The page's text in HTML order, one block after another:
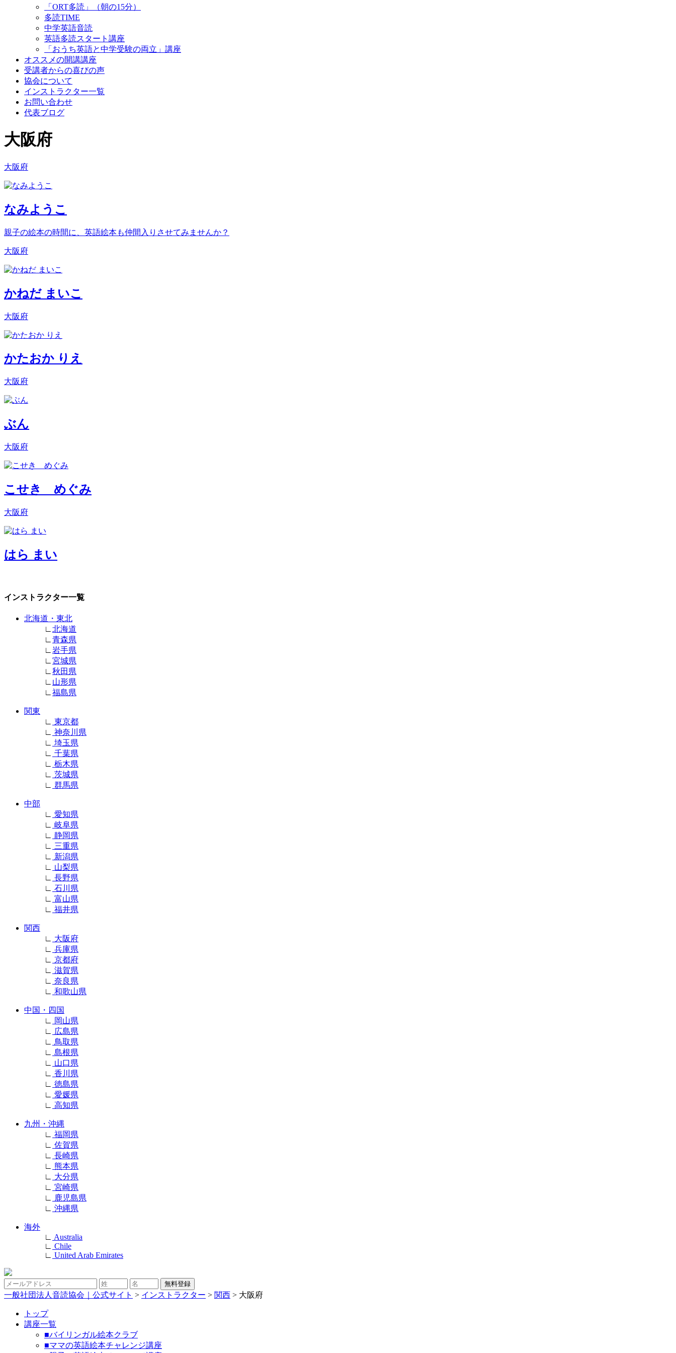
「ORT多読」（朝の15分）
多読TIME
中学英語音読
英語多読スタート講座
「おうち英語と中学受験の両立」講座
オススメの開講講座
受講者からの喜びの声
協会について
インストラクター一覧
お問い合わせ
代表ブログ
大阪府
大阪府
なみようこ
親子の絵本の時間に、英語絵本も仲間入りさせてみませんか？
大阪府
かねだ まいこ
大阪府
かたおか りえ
大阪府
ぶん
大阪府
こせき めぐみ
大阪府
はら まい
インストラクター一覧
北海道・東北
∟ 北海道
∟ 青森県
∟ 岩手県
∟ 宮城県
∟ 秋田県
∟ 山形県
∟ 福島県
関東
∟
東京都
∟
神奈川県
∟
埼玉県
∟
千葉県
∟
栃木県
∟
茨城県
∟
群馬県
中部
∟
愛知県
∟
岐阜県
∟
静岡県
∟
三重県
∟
新潟県
∟
山梨県
∟
長野県
∟
石川県
∟
富山県
∟
福井県
関西
∟
大阪府
∟
兵庫県
∟
京都府
∟
滋賀県
∟
奈良県
∟
和歌山県
中国・四国
∟
岡山県
∟
広島県
∟
鳥取県
∟
島根県
∟
山口県
∟
香川県
∟
徳島県
∟
愛媛県
∟
高知県
九州・沖縄
∟
福岡県
∟
佐賀県
∟
長崎県
∟
熊本県
∟
大分県
∟
宮崎県
∟
鹿児島県
∟
沖縄県
海外
∟
Australia
∟
Chile
∟
United Arab Emirates
一般社団法人音読協会｜公式サイト > インストラクター > 関西 > 大阪府
トップ
講座一覧
■バイリンガル絵本クラブ
■ママの英語絵本チャレンジ講座